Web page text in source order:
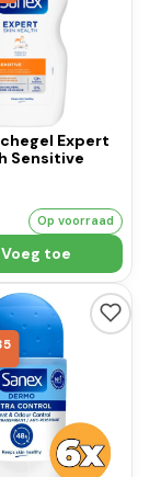
Expert
Sensitive
Op voorraad
Voeg toe